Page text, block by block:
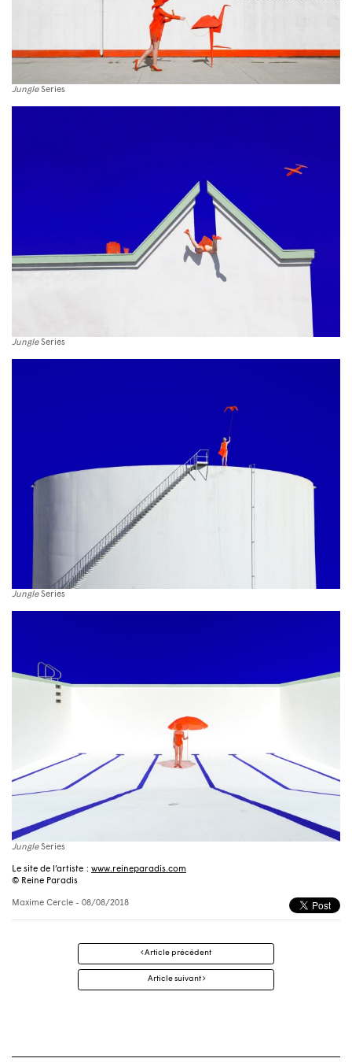
JungleSeries
JungleSeries
JungleSeries
JungleSeries
Le site de l’artiste : www.reineparadis.com
© Reine Paradis
Maxime Cercle - 08/08/2018
Navigation
Article précédent
Article suivant